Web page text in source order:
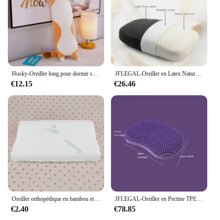
Husky-Oreiller long pour dormir sur le côté, lit, canapé, décoration d'intérieur, joli cadeau d'anniversaire pour enfants et adultes, cadeau mignon, 50-130cm
€12.15
JFLEGAL-Oreiller en Latex Naturel, en Caoutchouc, Inodore, Coussin de Cou, de Bureau, pour le Sommeil, ne Collimature pas
€26.46
Oreiller orthopédique en bambou et mousse à mémoire de forme, Oreiller respirant sain, soulage la Fatigue
€2.40
JFLEGAL-Oreiller en Pectine TPE sans pression, technologie noire, haute élasticité, maille lavable, ventre de chat, oreiller pour le corps
€78.85